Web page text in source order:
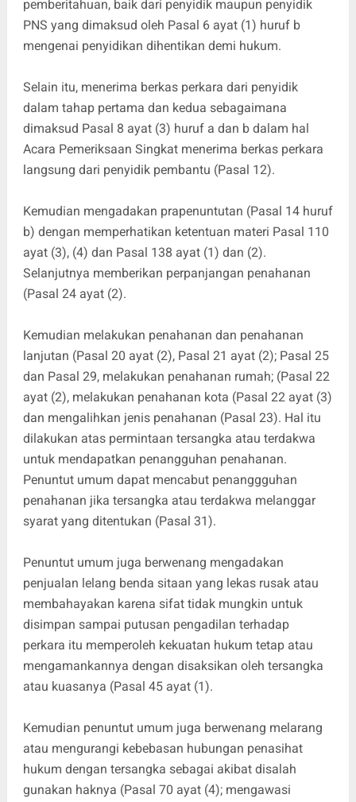
pemberitahuan, baik dari penyidik maupun penyidik
PNS yang dimaksud oleh Pasal 6 ayat (1) huruf b
mengenai penyidikan dihentikan demi hukum.
Selain itu, menerima berkas perkara dari penyidik
dalam tahap pertama dan kedua sebagaimana
dimaksud Pasal 8 ayat (3) huruf a dan b dalam hal
Acara Pemeriksaan Singkat menerima berkas perkara
langsung dari penyidik pembantu (Pasal 12).
Kemudian mengadakan prapenuntutan (Pasal 14 huruf
b) dengan memperhatikan ketentuan materi Pasal 110
ayat (3), (4) dan Pasal 138 ayat (1) dan (2).
Selanjutnya memberikan perpanjangan penahanan
(Pasal 24 ayat (2).
Kemudian melakukan penahanan dan penahanan
lanjutan (Pasal 20 ayat (2), Pasal 21 ayat (2); Pasal 25
dan Pasal 29, melakukan penahanan rumah; (Pasal 22
ayat (2), melakukan penahanan kota (Pasal 22 ayat (3)
dan mengalihkan jenis penahanan (Pasal 23). Hal itu
dilakukan atas permintaan tersangka atau terdakwa
untuk mendapatkan penangguhan penahanan.
Penuntut umum dapat mencabut penanggguhan
penahanan jika tersangka atau terdakwa melanggar
syarat yang ditentukan (Pasal 31).
Penuntut umum juga berwenang mengadakan
penjualan lelang benda sitaan yang lekas rusak atau
membahayakan karena sifat tidak mungkin untuk
disimpan sampai putusan pengadilan terhadap
perkara itu memperoleh kekuatan hukum tetap atau
mengamankannya dengan disaksikan oleh tersangka
atau kuasanya (Pasal 45 ayat (1).
Kemudian penuntut umum juga berwenang melarang
atau mengurangi kebebasan hubungan penasihat
hukum dengan tersangka sebagai akibat disalah
gunakan haknya (Pasal 70 ayat (4); mengawasi